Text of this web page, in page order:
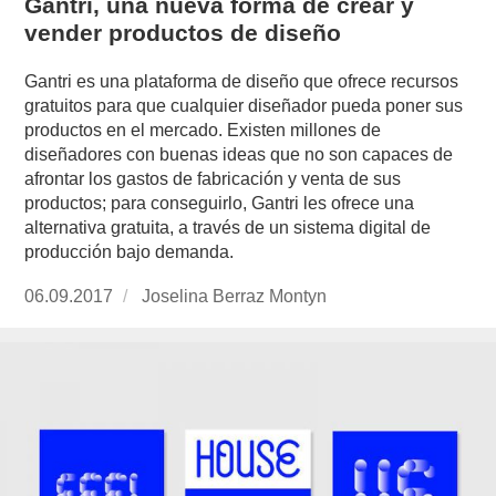
vender productos de diseño
Gantri es una plataforma de diseño que ofrece recursos
gratuitos para que cualquier diseñador pueda poner sus
productos en el mercado. Existen millones de
diseñadores con buenas ideas que no son capaces de
afrontar los gastos de fabricación y venta de sus
productos; para conseguirlo, Gantri les ofrece una
alternativa gratuita, a través de un sistema digital de
producción bajo demanda.
Publicado
06.09.2017
https://www.experimenta.es/author/joselina-
Joselina Berraz Montyn